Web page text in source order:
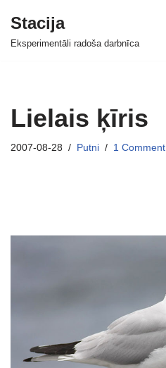
Skip
Stacija
Eksperimentāli radoša darbnīca
Lielais ķīris
2007-08-28 Putni 1 Comment